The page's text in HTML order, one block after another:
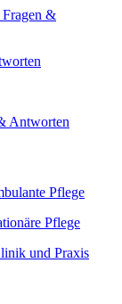
&
Antworten
Pflege
Pflege
und Praxis